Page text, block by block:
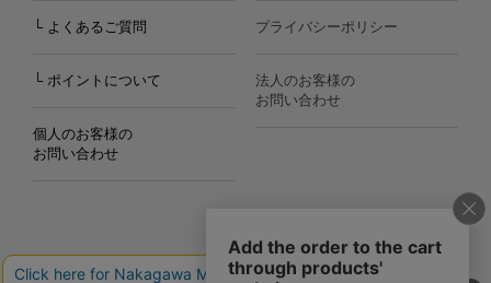
└ よくあるご質問
└ ポイントについて
個人のお客様の
お問い合わせ
プライバシーポリシー
法人のお客様の
お問い合わせ